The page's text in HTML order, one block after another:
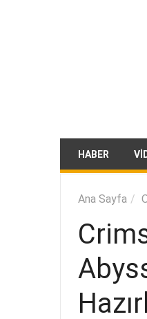
HABER
Ana Sayfa